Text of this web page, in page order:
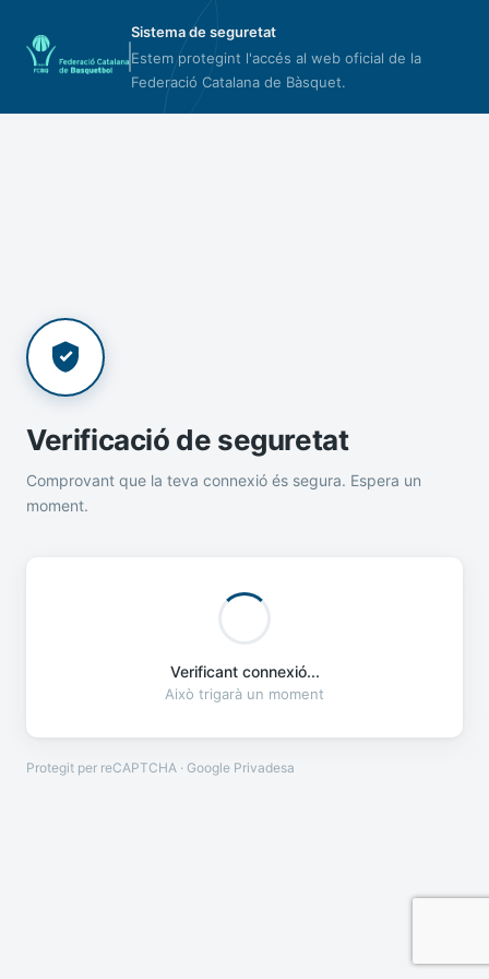
Sistema de seguretat
Estem protegint l'accés al web oficial de la
Federació Catalana de Bàsquet.
Verificació de seguretat
Comprovant que la teva connexió és segura. Espera un
moment.
Verificant connexió...
Això trigarà un moment
Protegit per reCAPTCHA · Google Privadesa